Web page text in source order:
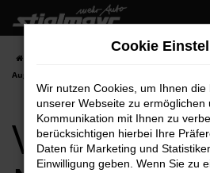
Zum
Hauptinhalt
springen
Augsburg Top-Angebote
VW Taigo
Cookie
Wir nutzen Cookies, um Ihnen
unserer Webseite zu ermöglichen
Kommunikation mit Ihnen zu
berücksichtigen hierbei Ihre
Daten für Marketing und
Einwilligung geben. Wenn Sie zu